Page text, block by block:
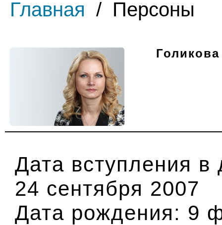
Главная / Персоны
Дата вступления в
24 сентября 2007
Дата рождения: 9